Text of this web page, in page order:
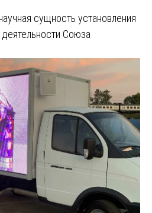
сущность установления
Союза